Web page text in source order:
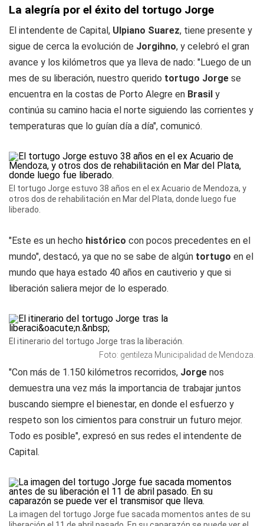
La alegría por el éxito del tortugo Jorge
El intendente de Capital, Ulpiano Suarez, tiene presente y
sigue de cerca la evolución de Jorgihno, y celebró el gran
avance y los kilómetros que ya lleva de nado: "Luego de un
mes de su liberación, nuestro querido tortugo Jorge se
encuentra en la costas de Porto Alegre en Brasil y
continúa su camino hacia el norte siguiendo las corrientes y
temperaturas que lo guían día a día", comunicó.
El tortugo Jorge estuvo 38 años en el ex Acuario de Mendoza, y
otros dos de rehabilitación en Mar del Plata, donde luego fue
liberado.
"Este es un hecho histórico con pocos precedentes en el
mundo", destacó, ya que no se sabe de algún tortugo en el
mundo que haya estado 40 años en cautiverio y que si
liberación saliera mejor de lo esperado.
El itinerario del tortugo Jorge tras la liberación.
Foto: gentileza Municipalidad de Mendoza.
"Con más de 1.150 kilómetros recorridos, Jorge nos
demuestra una vez más la importancia de trabajar juntos
buscando siempre el bienestar, en donde el esfuerzo y
respeto son los cimientos para construir un futuro mejor.
Todo es posible", expresó en sus redes el intendente de
Capital.
La imagen del tortugo Jorge fue sacada momentos antes de su